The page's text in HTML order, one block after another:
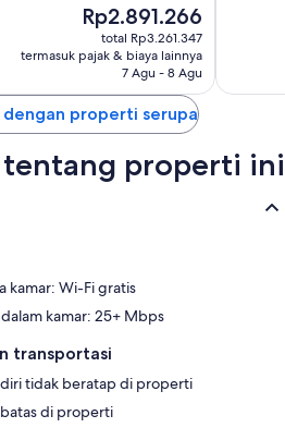
Harga
sekarang
Rp2.891.266
Rp2.891.266
total Rp3.261.347
termasuk pajak & biaya lainnya
7 Agu - 8 Agu
dengan properti serupa
tentang properti ini
kamar: Wi-Fi gratis
kamar: 25+ Mbps
transportasi
tidak beratap di properti
di properti